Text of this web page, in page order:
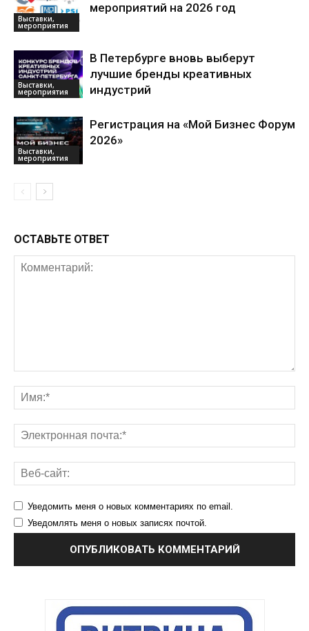
Выставки,
мероприятия
мероприятий на 2026 год
Выставки,
мероприятия
В Петербурге вновь выберут
лучшие бренды креативных
индустрий
Выставки,
мероприятия
Регистрация на «Мой Бизнес Форум
2026»
ОСТАВЬТЕ ОТВЕТ
Уведомить меня о новых комментариях по email.
Уведомлять меня о новых записях почтой.